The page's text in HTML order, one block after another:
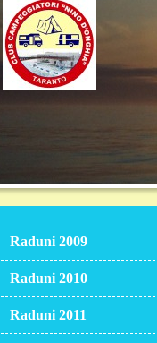
Raduni 2009
Raduni 2010
Raduni 2011